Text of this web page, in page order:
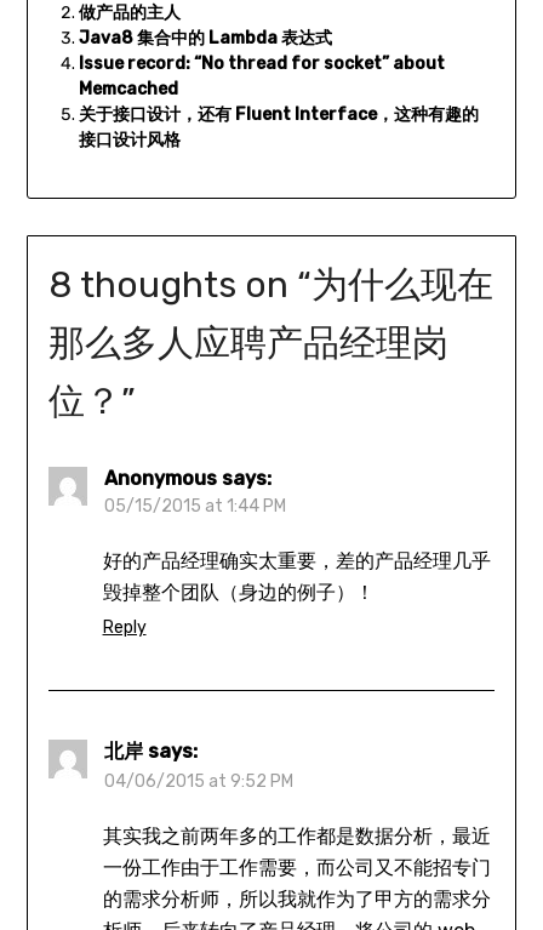
做产品的主人
Java8 集合中的 Lambda 表达式
Issue record: “No thread for socket” about
Memcached
关于接口设计，还有 Fluent Interface，这种有趣的
接口设计风格
8 thoughts on “为什么现在
那么多人应聘产品经理岗
位？ ”
Anonymous says:
05/15/2015 at 1:44 PM
好的产品经理确实太重要，差的产品经理几乎
毁掉整个团队（身边的例子）！
Reply
北岸 says:
04/06/2015 at 9:52 PM
其实我之前两年多的工作都是数据分析，最近
一份工作由于工作需要，而公司又不能招专门
的需求分析师，所以我就作为了甲方的需求分